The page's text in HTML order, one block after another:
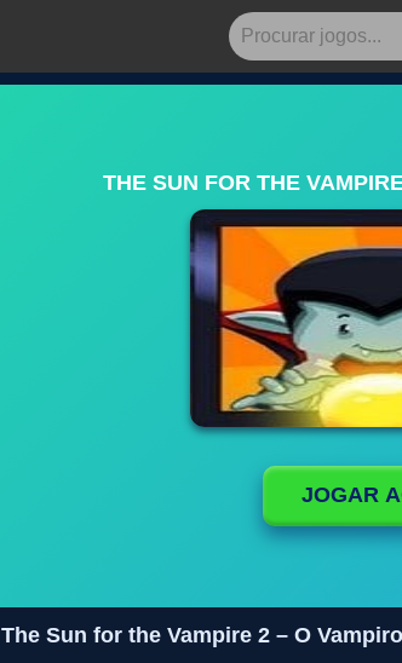
THE SUN FOR THE
JOGAR
The Sun for the Vampire 2 – O